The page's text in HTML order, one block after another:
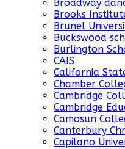
Broadway
Brooks
Brunel
Buckswood
Burlington
CAIS
California
Chamber
Cambridge
Cambridge
Camosun
Canterbury
Capilano